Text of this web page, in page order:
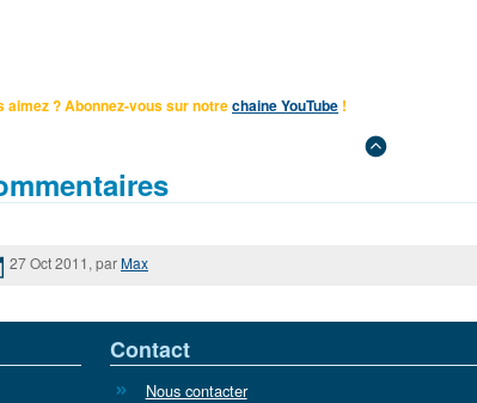
aimez ? Abonnez-vous sur notrechaine YouTube !
27 Oct 2011, parMax
Contact
Nous contacter